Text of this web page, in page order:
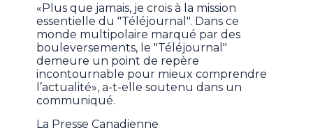
«Plus que jamais, je crois à la mission
essentielle du "Téléjournal". Dans ce
monde multipolaire marqué par des
bouleversements, le "Téléjournal"
demeure un point de repère
incontournable pour mieux comprendre
l’actualité», a-t-elle soutenu dans un
communiqué.
La Presse Canadienne